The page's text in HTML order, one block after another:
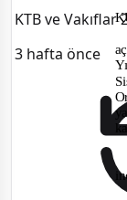
KTB ve Vakıflar
3 hafta önce